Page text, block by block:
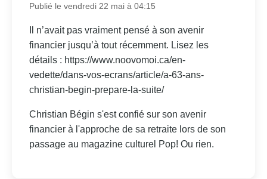
Publié le vendredi 22 mai à 04:15
Il n’avait pas vraiment pensé à son avenir
financier jusqu’à tout récemment. Lisez les
détails : https://www.noovomoi.ca/en-
vedette/dans-vos-ecrans/article/a-63-ans-
christian-begin-prepare-la-suite/
Christian Bégin s'est confié sur son avenir
financier à l'approche de sa retraite lors de son
passage au magazine culturel Pop! Ou rien.